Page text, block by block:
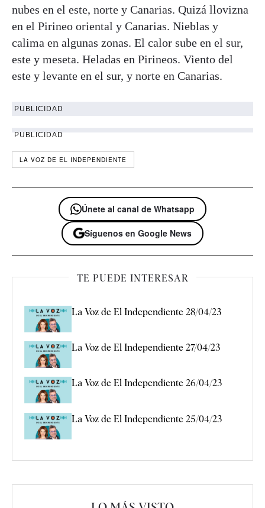
nubes en el este, norte y Canarias. Quizá llovizna
en el Pirineo oriental y Canarias. Nieblas y
calima en algunas zonas. El calor sube en el sur,
este y meseta. Heladas en Pirineos. Viento del
este y levante en el sur, y norte en Canarias.
PUBLICIDAD
PUBLICIDAD
LA VOZ DE EL INDEPENDIENTE
Únete al canal de Whatsapp
Síguenos en Google News
TE PUEDE INTERESAR
La Voz de El Independiente 28/04/23
La Voz de El Independiente 27/04/23
La Voz de El Independiente 26/04/23
La Voz de El Independiente 25/04/23